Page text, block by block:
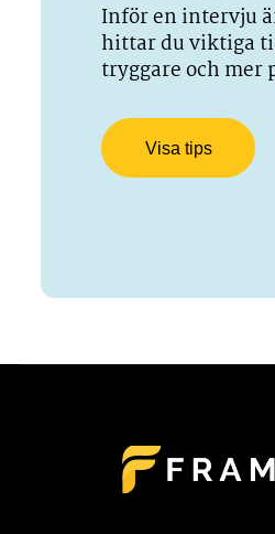
Inför en intervju
hittar du viktiga
tryggare och
Visa tips